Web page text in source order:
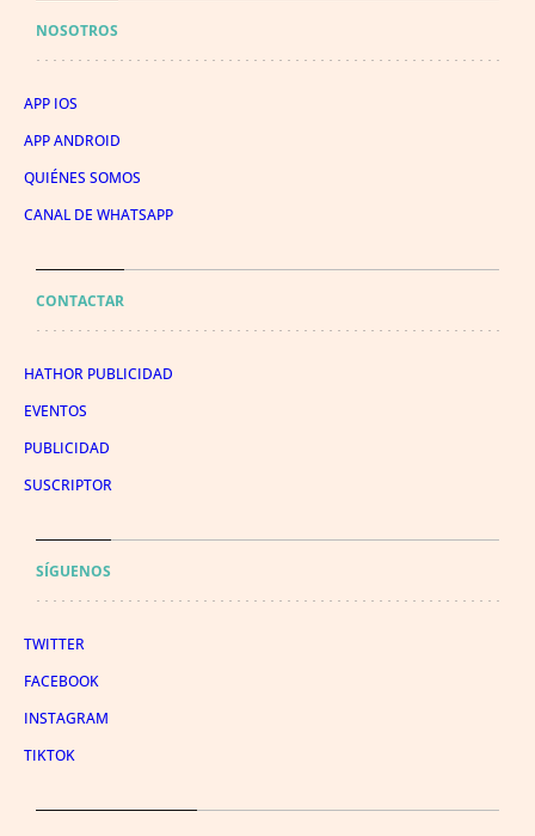
NOSOTROS
APP IOS
APP ANDROID
QUIÉNES SOMOS
CANAL DE WHATSAPP
CONTACTAR
HATHOR PUBLICIDAD
EVENTOS
PUBLICIDAD
SUSCRIPTOR
SÍGUENOS
TWITTER
FACEBOOK
INSTAGRAM
TIKTOK